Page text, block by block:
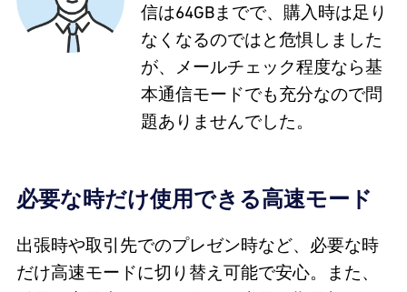
信は64GBまでで、購入時は足り
なくなるのではと危惧しました
が、メールチェック程度なら基
本通信モードでも充分なので問
題ありませんでした。
必要な時だけ使用できる高速モード
出張時や取引先でのプレゼン時など、必要な時
だけ高速モードに切り替え可能で安心。また、